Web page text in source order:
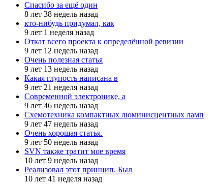
Спасибо за ещё один
8 лет 38 недель назад
кто-нибудь придумал, как
9 лет 1 неделя назад
Откат всего проекта к определённой ревизии
9 лет 12 недель назад
Очень полезная статья
9 лет 13 недель назад
Какая глупость написана в
9 лет 21 неделя назад
Современной электронике, а
9 лет 46 недель назад
Схемотехника компактных люминисцентных ламп
9 лет 47 недель назад
Очень хорошая статья.
9 лет 50 недель назад
SVN также тратит мое время
10 лет 9 недель назад
Реализовал этот принцип. Был
10 лет 41 неделя назад